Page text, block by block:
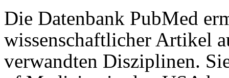
Die Datenbank PubMed
wissenschaftlicher Artikel
verwandten Disziplinen.